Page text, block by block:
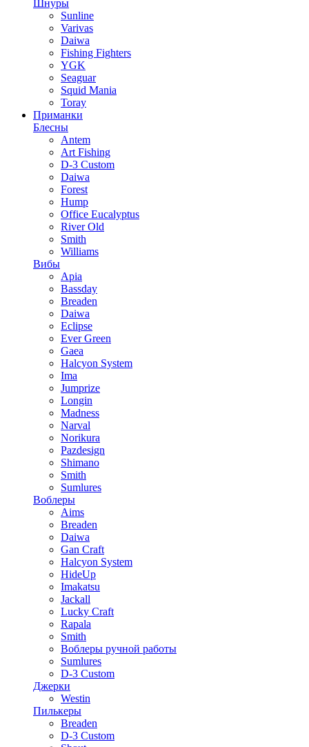
Шнуры
Sunline
Varivas
Daiwa
Fishing Fighters
YGK
Seaguar
Squid Mania
Toray
Приманки
Блесны
Antem
Art Fishing
D-3 Custom
Daiwa
Forest
Hump
Office Eucalyptus
River Old
Smith
Williams
Вибы
Apia
Bassday
Breaden
Daiwa
Eclipse
Ever Green
Gaea
Halcyon System
Ima
Jumprize
Longin
Madness
Narval
Norikura
Pazdesign
Shimano
Smith
Sumlures
Воблеры
Aims
Breaden
Daiwa
Gan Craft
Halcyon System
HideUp
Imakatsu
Jackall
Lucky Craft
Rapala
Smith
Воблеры ручной работы
Sumlures
D-3 Custom
Джерки
Westin
Пилькеры
Breaden
D-3 Custom